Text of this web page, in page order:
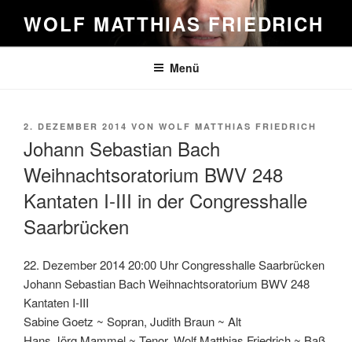
Inhalt
springen
WOLF MATTHIAS FRIEDRICH
Menü
VERÖFFENTLICHT
2. DEZEMBER 2014 VON WOLF MATTHIAS FRIEDRICH
Johann Sebastian Bach
Weihnachtsoratorium BWV 248
Kantaten I-III in der Congresshalle
Saarbrücken
22. Dezember 2014 20:00 Uhr Congresshalle Saarbrücken
Johann Sebastian Bach Weihnachtsoratorium BWV 248
Kantaten I-III
Sabine Goetz ~ Sopran, Judith Braun ~ Alt